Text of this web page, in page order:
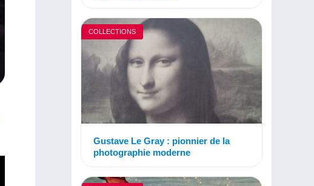
COLLECTIONS
Gustave Le Gray : pionnier de la
photographie moderne